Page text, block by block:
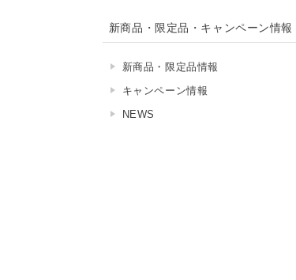
新商品・限定品・キャンペーン情報
新商品・限定品情報
キャンペーン情報
NEWS